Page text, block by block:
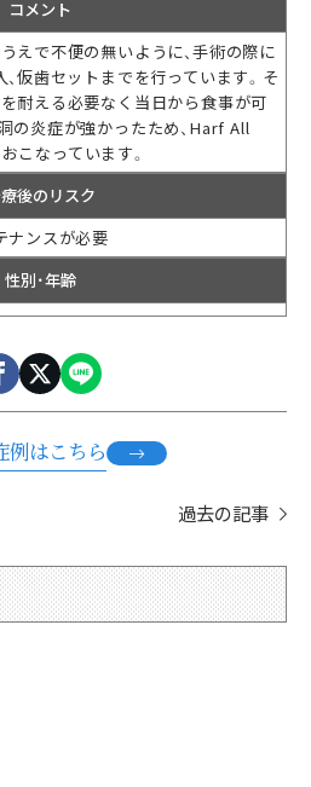
コメント
えで不便の無いように、手術の際に
仮歯セットまでを行っています。そ
耐える必要なく当日から食事が可
の炎症が強かったため、Harf All
こなっています。
後のリスク
ナンスが必要
性別・年齢
例はこちら
過去の記事